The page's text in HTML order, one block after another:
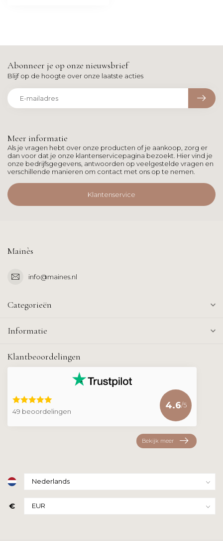
Meer informatie
Als je vragen hebt over onze producten of je aankoop, zorg er
dan voor dat je onze klantenservicepagina bezoekt. Hier vind je
onze bedrijfsgegevens, antwoorden op veelgestelde vragen en
verschillende manieren om contact met ons op te nemen.
Klantenservice
Abonneer je op onze nieuwsbrief
Blijf op de hoogte over onze laatste acties
Mainès
info@maines.nl
Categorieën
Informatie
Klantbeoordelingen
49 beoordelingen
4.6/5
Bekijk meer
€